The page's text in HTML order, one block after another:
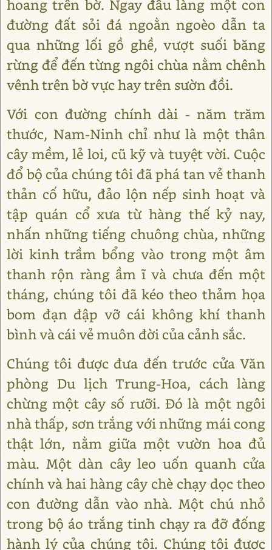
hoang trên bờ. Ngay đầu làng một con
đường đất sỏi đá ngoằn ngoèo dẫn ta
qua những lối gồ ghề, vượt suối băng
rừng để đến từng ngôi chùa nằm chênh
vênh trên bờ vực hay trên sườn đồi.
Với con đường chính dài - năm trăm
thước, Nam-Ninh chỉ như là một thân
cây mềm, lẻ loi, cũ kỹ và tuyệt vời. Cuộc
đổ bộ của chúng tôi đã phá tan vẻ thanh
thản cố hữu, đảo lộn nếp sinh hoạt và
tập quán cổ xưa từ hàng thế kỷ nay,
nhấn những tiếng chuông chùa, những
lời kinh trầm bổng vào trong một âm
thanh rộn ràng ầm ĩ và chưa đến một
tháng, chúng tôi đã kéo theo thảm họa
bom đạn đập vỡ cái không khí thanh
bình và cái vẻ muôn đời của cảnh sắc.
Chúng tôi được đưa đến trước cửa Văn
phòng Du lịch Trung-Hoa, cách làng
chừng một cây số rưỡi. Đó là một ngôi
nhà thấp, sơn trắng với những mái cong
thật lớn, nằm giữa một vườn hoa đủ
màu. Một dàn cây leo uốn quanh cửa
chính và hai hàng cây chè chạy dọc theo
con đường dẫn vào nhà. Một chú nhỏ
trong bộ áo trắng tinh chạy ra đỡ đống
hành lý của chúng tôi. Chúng tôi được